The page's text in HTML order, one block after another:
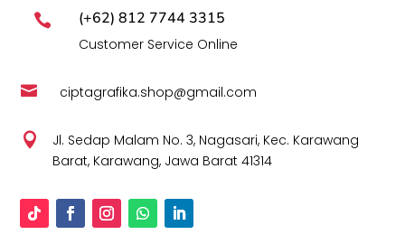
 (+62) 812 7744 3315
Customer Service Online
 ciptagrafika.shop@gmail.com

Jl. Sedap Malam No. 3, Nagasari, Kec. Karawang
Barat, Karawang, Jawa Barat 41314